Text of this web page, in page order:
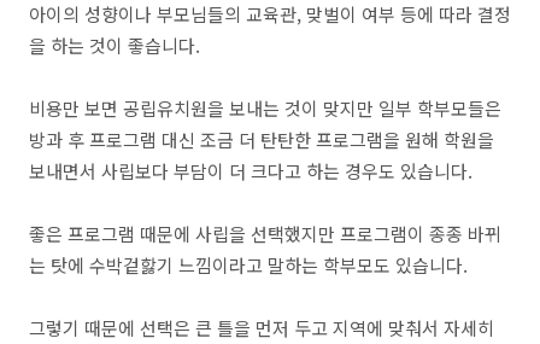
아이의 성향이나 부모님들의 교육관, 맞벌이 여부 등에 따라 결정
을 하는 것이 좋습니다.
비용만 보면 공립유치원을 보내는 것이 맞지만 일부 학부모들은
방과 후 프로그램 대신 조금 더 탄탄한 프로그램을 원해 학원을
보내면서 사립보다 부담이 더 크다고 하는 경우도 있습니다.
좋은 프로그램 때문에 사립을 선택했지만 프로그램이 종종 바뀌
는 탓에 수박겉핧기 느낌이라고 말하는 학부모도 있습니다.
그렇기 때문에 선택은 큰 틀을 먼저 두고 지역에 맞춰서 자세히